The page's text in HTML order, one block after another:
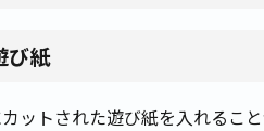
び紙
ットされた遊び紙を入れること